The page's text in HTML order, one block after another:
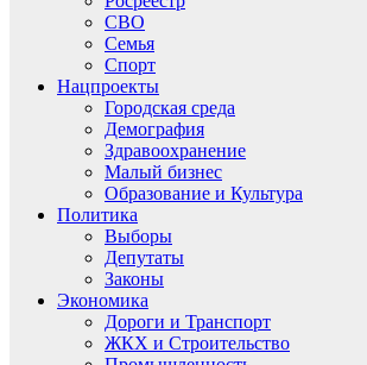
СВО
Семья
Спорт
Нацпроекты
Городская среда
Демография
Здравоохранение
Малый бизнес
Образование и Культура
Политика
Выборы
Депутаты
Законы
Экономика
Дороги и Транспорт
ЖКХ и Строительство